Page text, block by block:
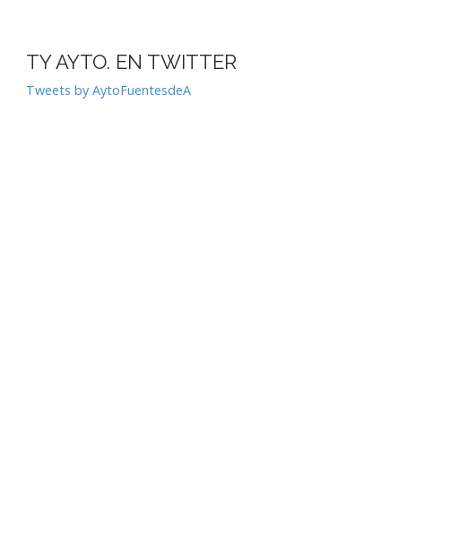
TY AYTO. EN TWITTER
Tweets by AytoFuentesdeA